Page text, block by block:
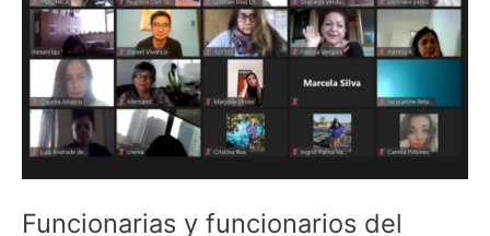
Funcionarias y funcionarios del